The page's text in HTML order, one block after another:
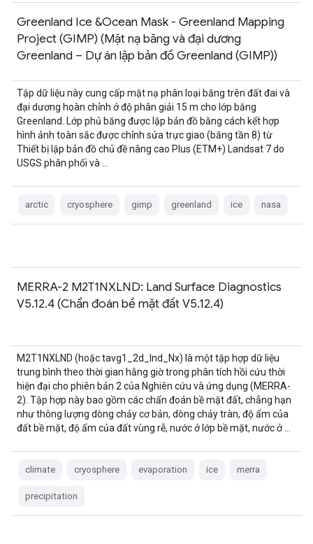
Greenland Ice &Ocean Mask - Greenland Mapping
Project (GIMP) (Mặt nạ băng và đại dương
Greenland – Dự án lập bản đồ Greenland (GIMP))
Tập dữ liệu này cung cấp mặt nạ phân loại băng trên đất đai và
đại dương hoàn chỉnh ở độ phân giải 15 m cho lớp băng
Greenland. Lớp phủ băng được lập bản đồ bằng cách kết hợp
hình ảnh toàn sắc được chỉnh sửa trực giao (băng tần 8) từ
Thiết bị lập bản đồ chủ đề nâng cao Plus (ETM+) Landsat 7 do
USGS phân phối và …
arctic cryosphere gimp greenland ice nasa
MERRA-2 M2T1NXLND: Land Surface Diagnostics
V5.12.4 (Chẩn đoán bề mặt đất V5.12.4)
M2T1NXLND (hoặc tavg1_2d_lnd_Nx) là một tập hợp dữ liệu
trung bình theo thời gian hằng giờ trong phân tích hồi cứu thời
hiện đại cho phiên bản 2 của Nghiên cứu và ứng dụng (MERRA-
2). Tập hợp này bao gồm các chẩn đoán bề mặt đất, chẳng hạn
như thông lượng dòng chảy cơ bản, dòng chảy tràn, độ ẩm của
đất bề mặt, độ ẩm của đất vùng rễ, nước ở lớp bề mặt, nước ở …
climate cryosphere evaporation ice merra
precipitation